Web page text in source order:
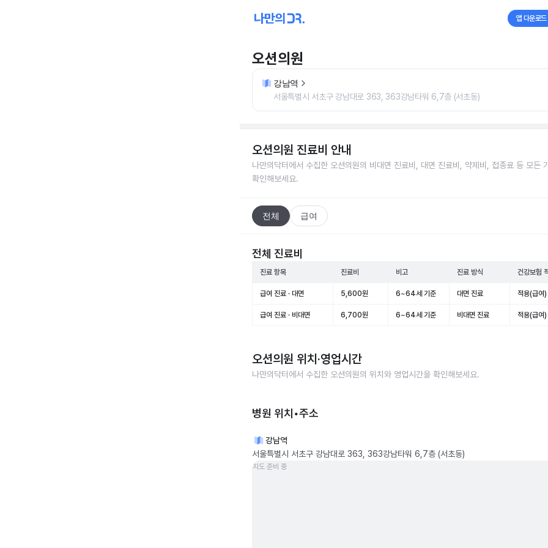
앱 다운로드
오션의원
강남역
서울특별시 서초구 강남대로 363, 363강남타워 6,7층 (서초동)
오션의원 진료비 안내
나만의닥터에서 수집한 오션의원의 비대면 진료비, 대면 진료비, 약제비, 접종료 등 모든
확인해보세요.
전체 급여
전체 진료비
진료 항목 진료비 비고 진료 방식 건강보험
급여 진료 · 대면 5,600원 6~64세 기준 대면 진료 적용(급여)
급여 진료 · 비대면 6,700원 6~64세 기준 비대면 진료 적용(급여)
오션의원 위치·영업시간
나만의닥터에서 수집한 오션의원의 위치와 영업시간을 확인해보세요.
병원 위치•주소
강남역
서울특별시 서초구 강남대로 363, 363강남타워 6,7층 (서초동)
지도 준비 중